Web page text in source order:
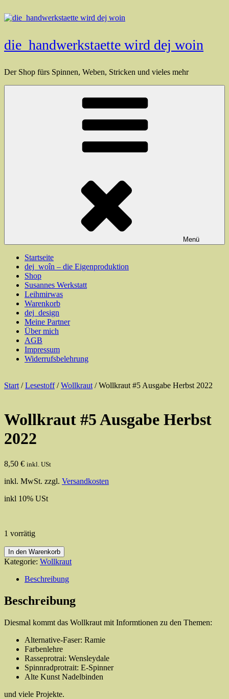
Inhalt
die_handwerkstaette wird dej woin
Der Shop fürs Spinnen, Weben, Stricken und vieles mehr
Menü
Startseite
dej_woîn – die Eigenproduktion
Shop
Susannes Werkstatt
Leihmirwas
Warenkorb
dej_design
Meine Partner
Über mich
AGB
Impressum
Widerrufsbelehrung
Start /Lesestoff/Wollkraut / Wollkraut #5 Ausgabe Herbst 2022
Wollkraut #5 Ausgabe Herbst
2022
8,50 € inkl. USt
inkl. MwSt. zzgl. Versandkosten
inkl 10% USt
1 vorrätig
Wollkraut
#5
Ausgabe
Herbst
Menge
In den Warenkorb
Kategorie: Wollkraut
Beschreibung
Beschreibung
Diesmal kommt das Wollkraut mit Informtionen zu den Themen:
Alternative-Faser: Ramie
Farbenlehre
Rasseprotrai: Wensleydale
Spinnradprotrait: E-Spinner
Alte Kunst Nadelbinden
und viele Projekte.